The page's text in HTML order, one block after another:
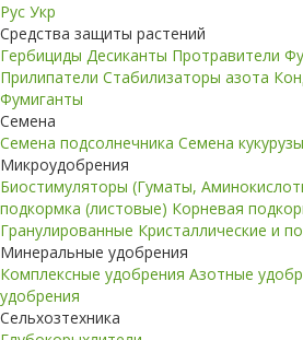
Рус Укр
Средства защиты растений
Гербициды Десиканты Протравители
Прилипатели Стабилизаторы азота
Фумиганты
Семена
Семена подсолнечника Семена кукурузы
Микроудобрения
Биостимуляторы (Гуматы,
подкормка (листовые) Корневая
Гранулированные Кристаллические и
Минеральные удобрения
Комплексные удобрения Азотные
удобрения
Сельхозтехника